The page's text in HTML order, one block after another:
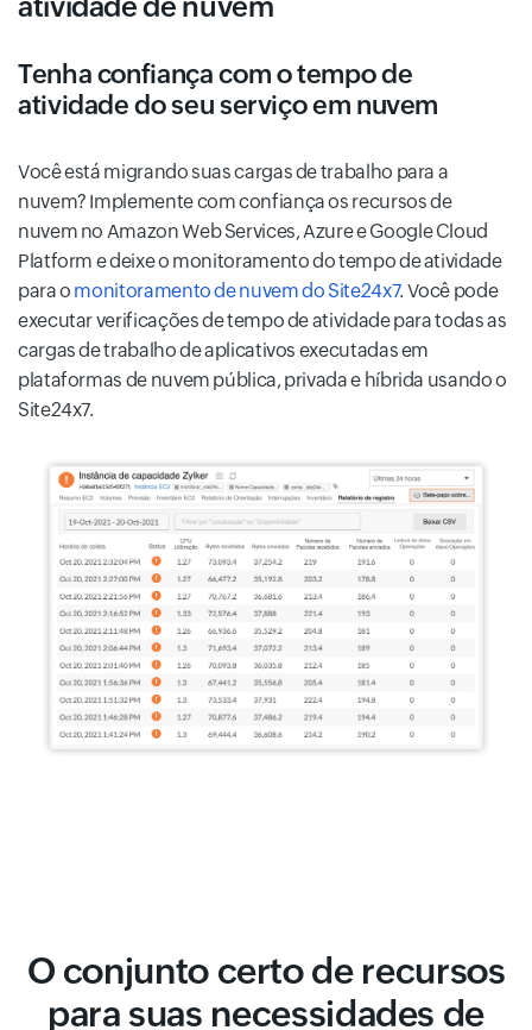
atividade de nuvem
Tenha confiança com o tempo de
atividade do seu serviço em nuvem
Você está migrando suas cargas de trabalho para a
nuvem? Implemente com confiança os recursos de
nuvem no Amazon Web Services, Azure e Google Cloud
Platform e deixe o monitoramento do tempo de atividade
para o monitoramento de nuvem do Site24x7. Você pode
executar verificações de tempo de atividade para todas as
cargas de trabalho de aplicativos executadas em
plataformas de nuvem pública, privada e híbrida usando o
Site24x7.
O conjunto certo de recursos
para suas necessidades de